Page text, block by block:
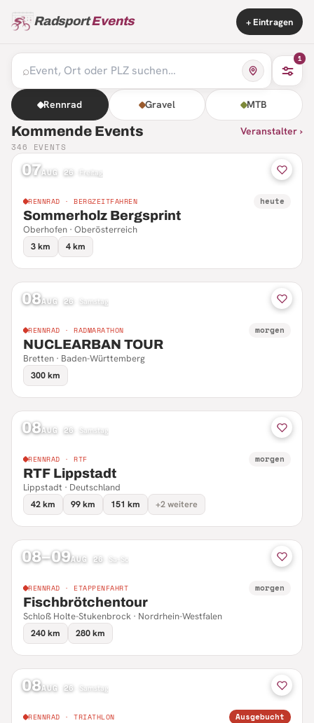
RadsportEvents + Eintragen
⌕
1
Rennrad Gravel MTB
Kommende Events Veranstalter ›
346 EVENTS
07AUG 26 Freitag
RENNRAD · BERGZEITFAHREN heute
Sommerholz Bergsprint
Oberhofen · Oberösterreich
3 km
4 km
08AUG 26 Samstag
RENNRAD · RADMARATHON morgen
NUCLEARBAN TOUR
Bretten · Baden-Württemberg
300 km
08AUG 26 Samstag
RENNRAD · RTF morgen
RTF Lippstadt
Lippstadt · Deutschland
42 km
99 km 151 km +2 weitere
08–09AUG 26 Sa–So
RENNRAD · ETAPPENFAHRT morgen
Fischbrötchentour
Schloß Holte-Stukenbrock · Nordrhein-Westfalen
240 km
280 km
08AUG 26 Samstag
RENNRAD · TRIATHLON Ausgebucht